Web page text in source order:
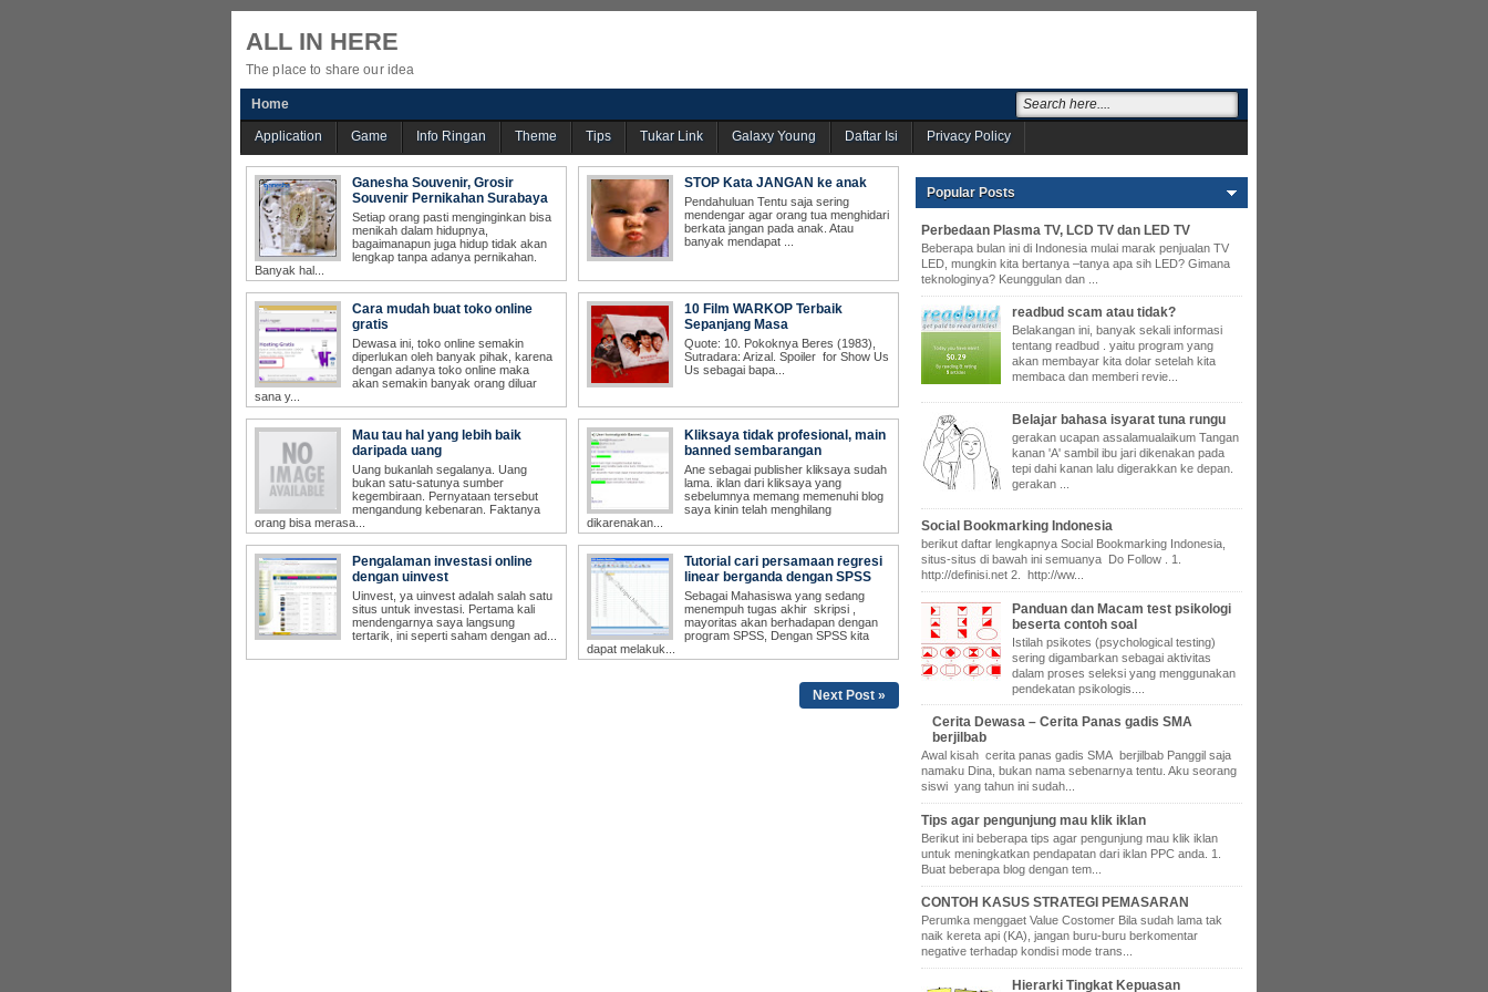
ALL IN HERE
The place to share our idea
Home
Application Game Info Ringan Theme Tips Tukar Link Galaxy Young Daftar Isi Privacy Policy
Ganesha Souvenir, Grosir
Souvenir Pernikahan Surabaya
STOP Kata JANGAN ke anak
Cara mudah buat toko online
gratis
10 Film WARKOP Terbaik
Sepanjang Masa
Mau tau hal yang lebih baik
daripada uang
Kliksaya tidak profesional, main
banned sembarangan
Pengalaman investasi online
dengan uinvest
Tutorial cari persamaan regresi
linear berganda dengan SPSS
Next Post »
Popular Posts
Perbedaan Plasma TV, LCD TV dan LED TV
Beberapa bulan ini di Indonesia mulai marak penjualan TV
LED, mungkin kita bertanya –tanya apa sih LED? Gimana
teknologinya? Keunggulan dan ...
readbud scam atau tidak?
Belakangan ini, banyak sekali informasi
tentang readbud . yaitu program yang
akan membayar kita dolar setelah kita
membaca dan memberi revie...
Belajar bahasa isyarat tuna rungu
gerakan ucapan assalamualaikum Tangan
kanan 'A' sambil ibu jari dikenakan pada
tepi dahi kanan lalu digerakkan ke depan.
gerakan ...
Social Bookmarking Indonesia
berikut daftar lengkapnya Social Bookmarking Indonesia,
situs-situs di bawah ini semuanya Do Follow . 1.
http://definisi.net 2. http://ww...
Panduan dan Macam test psikologi
beserta contoh soal
Istilah psikotes (psychological testing)
sering digambarkan sebagai aktivitas
dalam proses seleksi yang menggunakan
pendekatan psikologis....
Cerita Dewasa – Cerita Panas gadis SMA
berjilbab
Awal kisah cerita panas gadis SMA berjilbab Panggil saja
namaku Dina, bukan nama sebenarnya tentu. Aku seorang
siswi yang tahun ini sudah...
Tips agar pengunjung mau klik iklan
Berikut ini beberapa tips agar pengunjung mau klik iklan
untuk meningkatkan pendapatan dari iklan PPC anda. 1.
Buat beberapa blog dengan tem...
CONTOH KASUS STRATEGI PEMASARAN
Perumka menggaet Value Costomer Bila sudah lama tak
naik kereta api (KA), jangan buru-buru berkomentar
negative terhadap kondisi mode trans...
Hierarki Tingkat Kepuasan